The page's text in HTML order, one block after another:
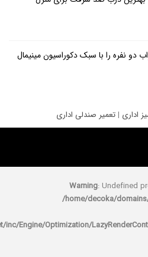
سبک دکوراسیون مینیمال
صندلی اداری
Warning:
/home/
rocket/inc/Engine/Optimization/